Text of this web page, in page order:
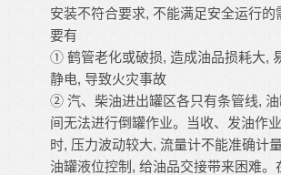
安装不符合要求, 不能满足安全运行的
要有
① 鹤管老化或破损, 造成油品损耗大,
静电, 导致火灾事故
② 汽、柴油进出罐区各只有条管线, 油
间无法进行倒罐作业。当收、发油作
时, 压力波动较大, 流量计不能准确计
油罐液位控制, 给油品交接带来困难。